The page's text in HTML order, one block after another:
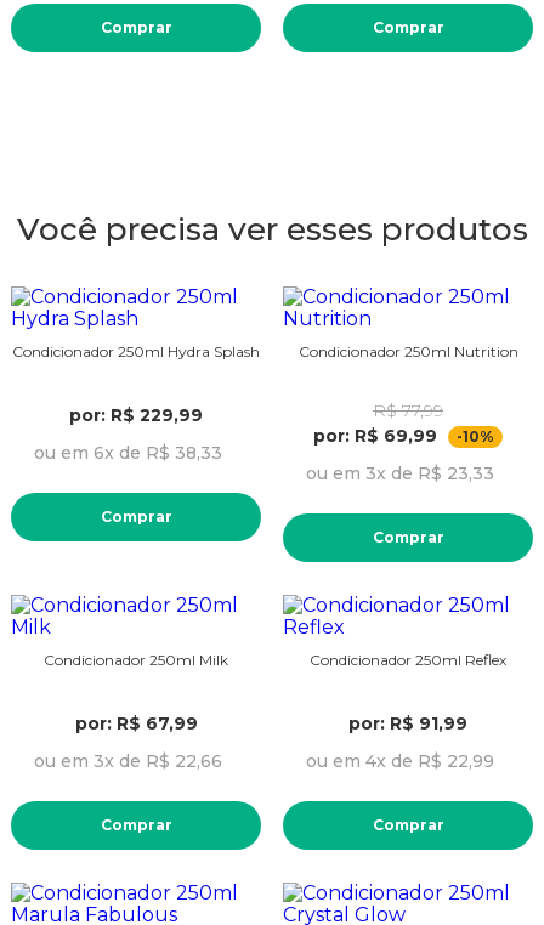
Comprar Comprar
Você precisa ver esses produtos
Condicionador 250ml Hydra Splash
por: R$ 229,99
ou em 6x de R$ 38,33
Comprar
Condicionador 250ml Nutrition
R$ 77,99
por: R$ 69,99
-10%
ou em 3x de R$ 23,33
Comprar
Condicionador 250ml Milk
por: R$ 67,99
ou em 3x de R$ 22,66
Comprar
Condicionador 250ml Reflex
por: R$ 91,99
ou em 4x de R$ 22,99
Comprar